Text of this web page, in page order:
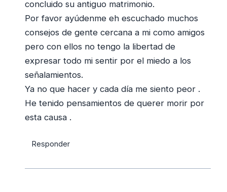
concluido su antiguo matrimonio.
Por favor ayúdenme eh escuchado muchos
consejos de gente cercana a mi como amigos
pero con ellos no tengo la libertad de
expresar todo mi sentir por el miedo a los
señalamientos.
Ya no que hacer y cada día me siento peor .
He tenido pensamientos de querer morir por
esta causa .
Responder